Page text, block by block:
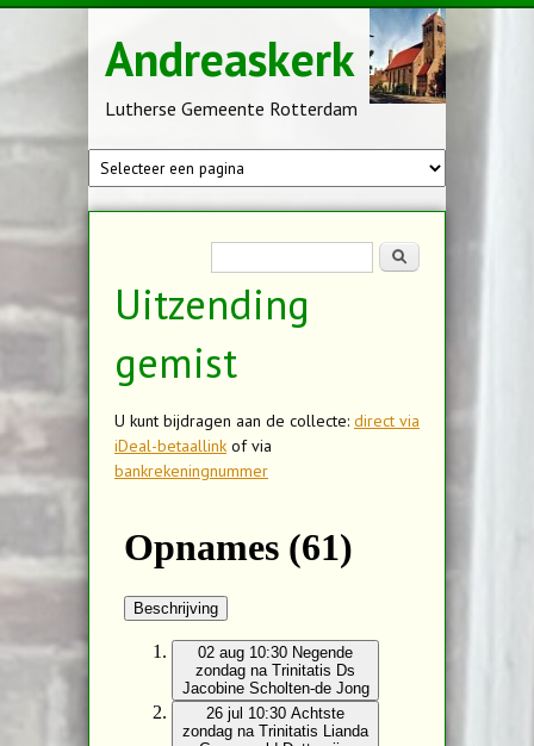
Andreaskerk
Lutherse Gemeente Rotterdam
Zoeken
Uitzending
gemist
U kunt bijdragen aan de collecte: direct via
iDeal-betaallink of via
bankrekeningnummer